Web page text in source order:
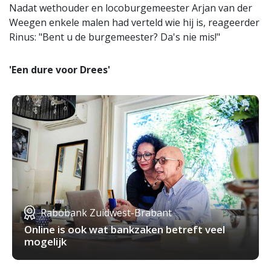
Nadat wethouder en locoburgemeester Arjan van der
Weegen enkele malen had verteld wie hij is, reageerder
Rinus: "Bent u de burgemeester? Da's nie mis!"
'Een dure voor Drees'
Rabobank Zuidwest-Brabant
Online is ook wat bankzaken betreft veel
mogelijk